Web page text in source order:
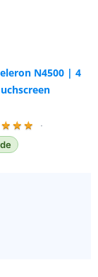
N4500 | 4
★ ★ ★
·